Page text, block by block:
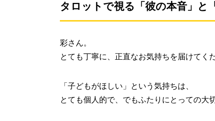
タロットで視る「彼の本音」と
彩さん。
とても丁寧に、正直なお気持ちを届けてく
「子どもがほしい」という気持ちは、
とても個人的で、でもふたりにとっての大